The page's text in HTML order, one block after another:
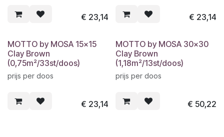
€ 23,14 € 23,14
MOTTO by MOSA 15x15
Clay Brown
(0,75m²/33st/doos)
prijs per doos
€ 23,14
MOTTO by MOSA 30x30
Clay Brown
(1,18m²/13st/doos)
prijs per doos
€ 50,22